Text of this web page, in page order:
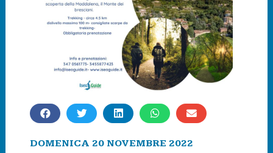
DOMENICA 20 NOVEMBRE 2022